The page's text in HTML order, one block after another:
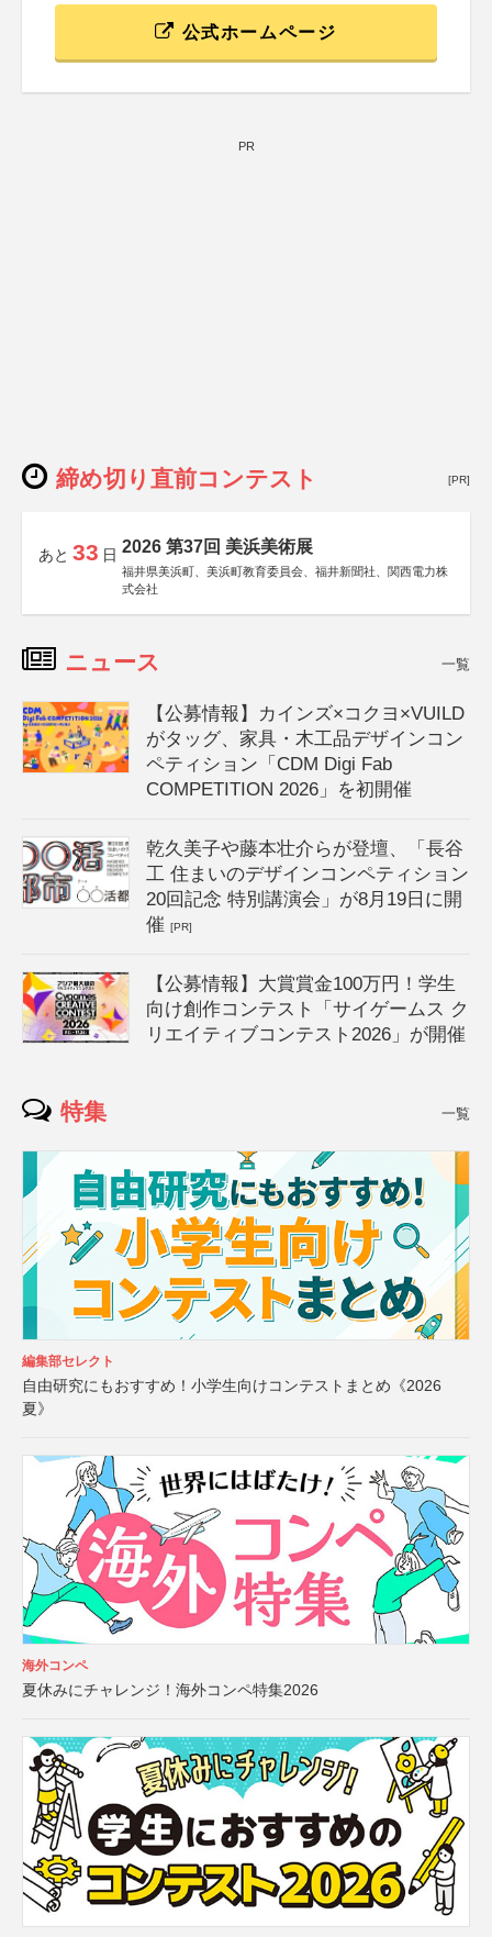
公式ホームページ
PR
締め切り直前コンテスト [PR]
あと 33 日 2026 第37回 美浜美術展
福井県美浜町、美浜町教育委員会、福井新聞社、関西電力株
式会社
ニュース 一覧
【公募情報】カインズ×コクヨ×VUILD
がタッグ、家具・木工品デザインコン
ペティション「CDM Digi Fab
COMPETITION 2026」を初開催
乾久美子や藤本壮介らが登壇、「長谷
工 住まいのデザインコンペティション
20回記念 特別講演会」が8月19日に開
催[PR]
【公募情報】大賞賞金100万円！学生
向け創作コンテスト「サイゲームス ク
リエイティブコンテスト2026」が開催
特集 一覧
編集部セレクト
自由研究にもおすすめ！小学生向けコンテストまとめ《2026
夏》
海外コンペ
夏休みにチャレンジ！海外コンペ特集2026